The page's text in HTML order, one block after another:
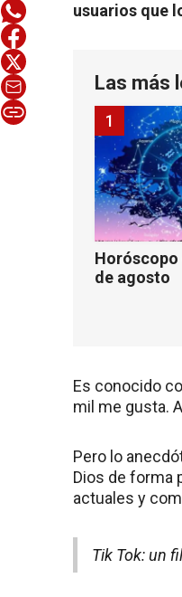
usuarios que
Las más
Horóscopo
de agosto
1
Es conocido
mil me gusta.
Pero lo
Dios de forma
actuales y
Tik Tok: un